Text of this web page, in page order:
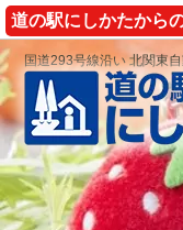
道の駅にしかたから
国道293号線沿い 北関東